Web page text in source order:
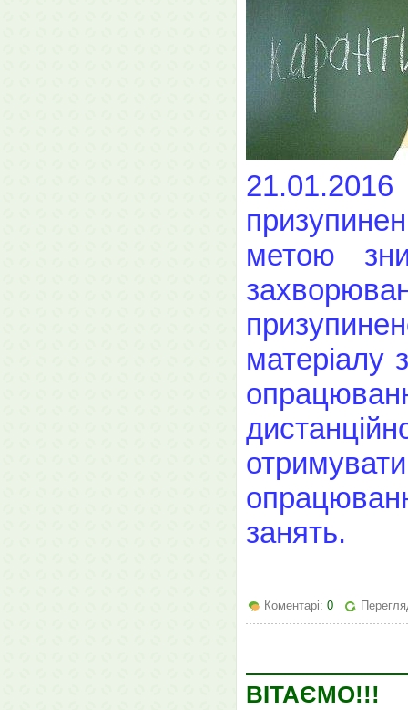
метою
матеріалу
занять.
Коментарі: 0
ВІТАЄМО!!!